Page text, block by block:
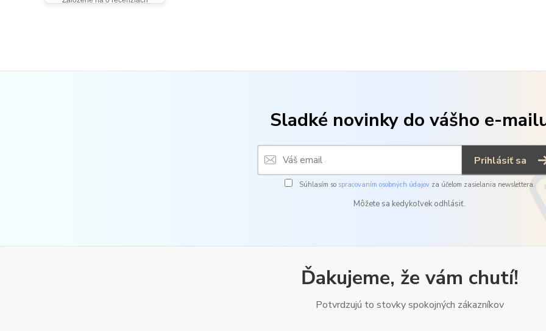
Sladké novinky do vášho e-
Prihlásiť sa
Súhlasím so spracovaním osobných údajovza účelom zasielania newslettera.
Môžete sa kedykoľvek odhlásiť.
Ďakujeme, že vám chutí!
Potvrdzujú to stovky spokojných zákazníkov